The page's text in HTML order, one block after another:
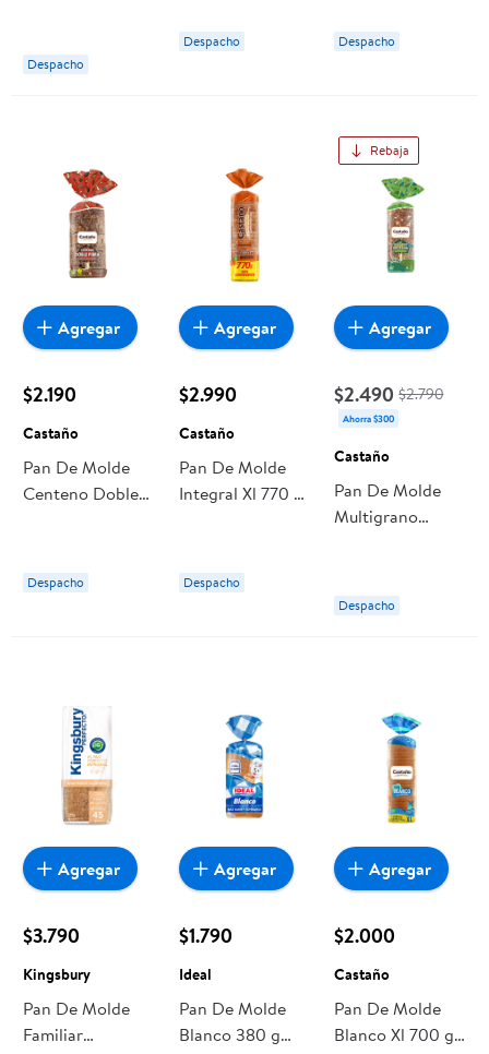
Despacho
Despacho Despacho
$2.190
Castaño
Pan De Molde
Centeno Doble
Despacho
Agregar
$2.990
Castaño
Pan De Molde
Integral Xl 770 g
Despacho
Agregar
Rebaja
$2.490 $2.790
Ahorra $300
Castaño
Pan De Molde
Multigrano
Despacho
Agregar
$3.790
Kingsbury
Pan De Molde
Familiar
Agregar
$1.790
Ideal
Pan De Molde
Blanco 380 g
Agregar
$2.000
Castaño
Pan De Molde
Blanco Xl 700 g
Agregar